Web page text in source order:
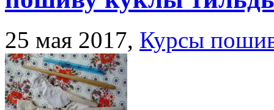
25 мая 2017, Курсы